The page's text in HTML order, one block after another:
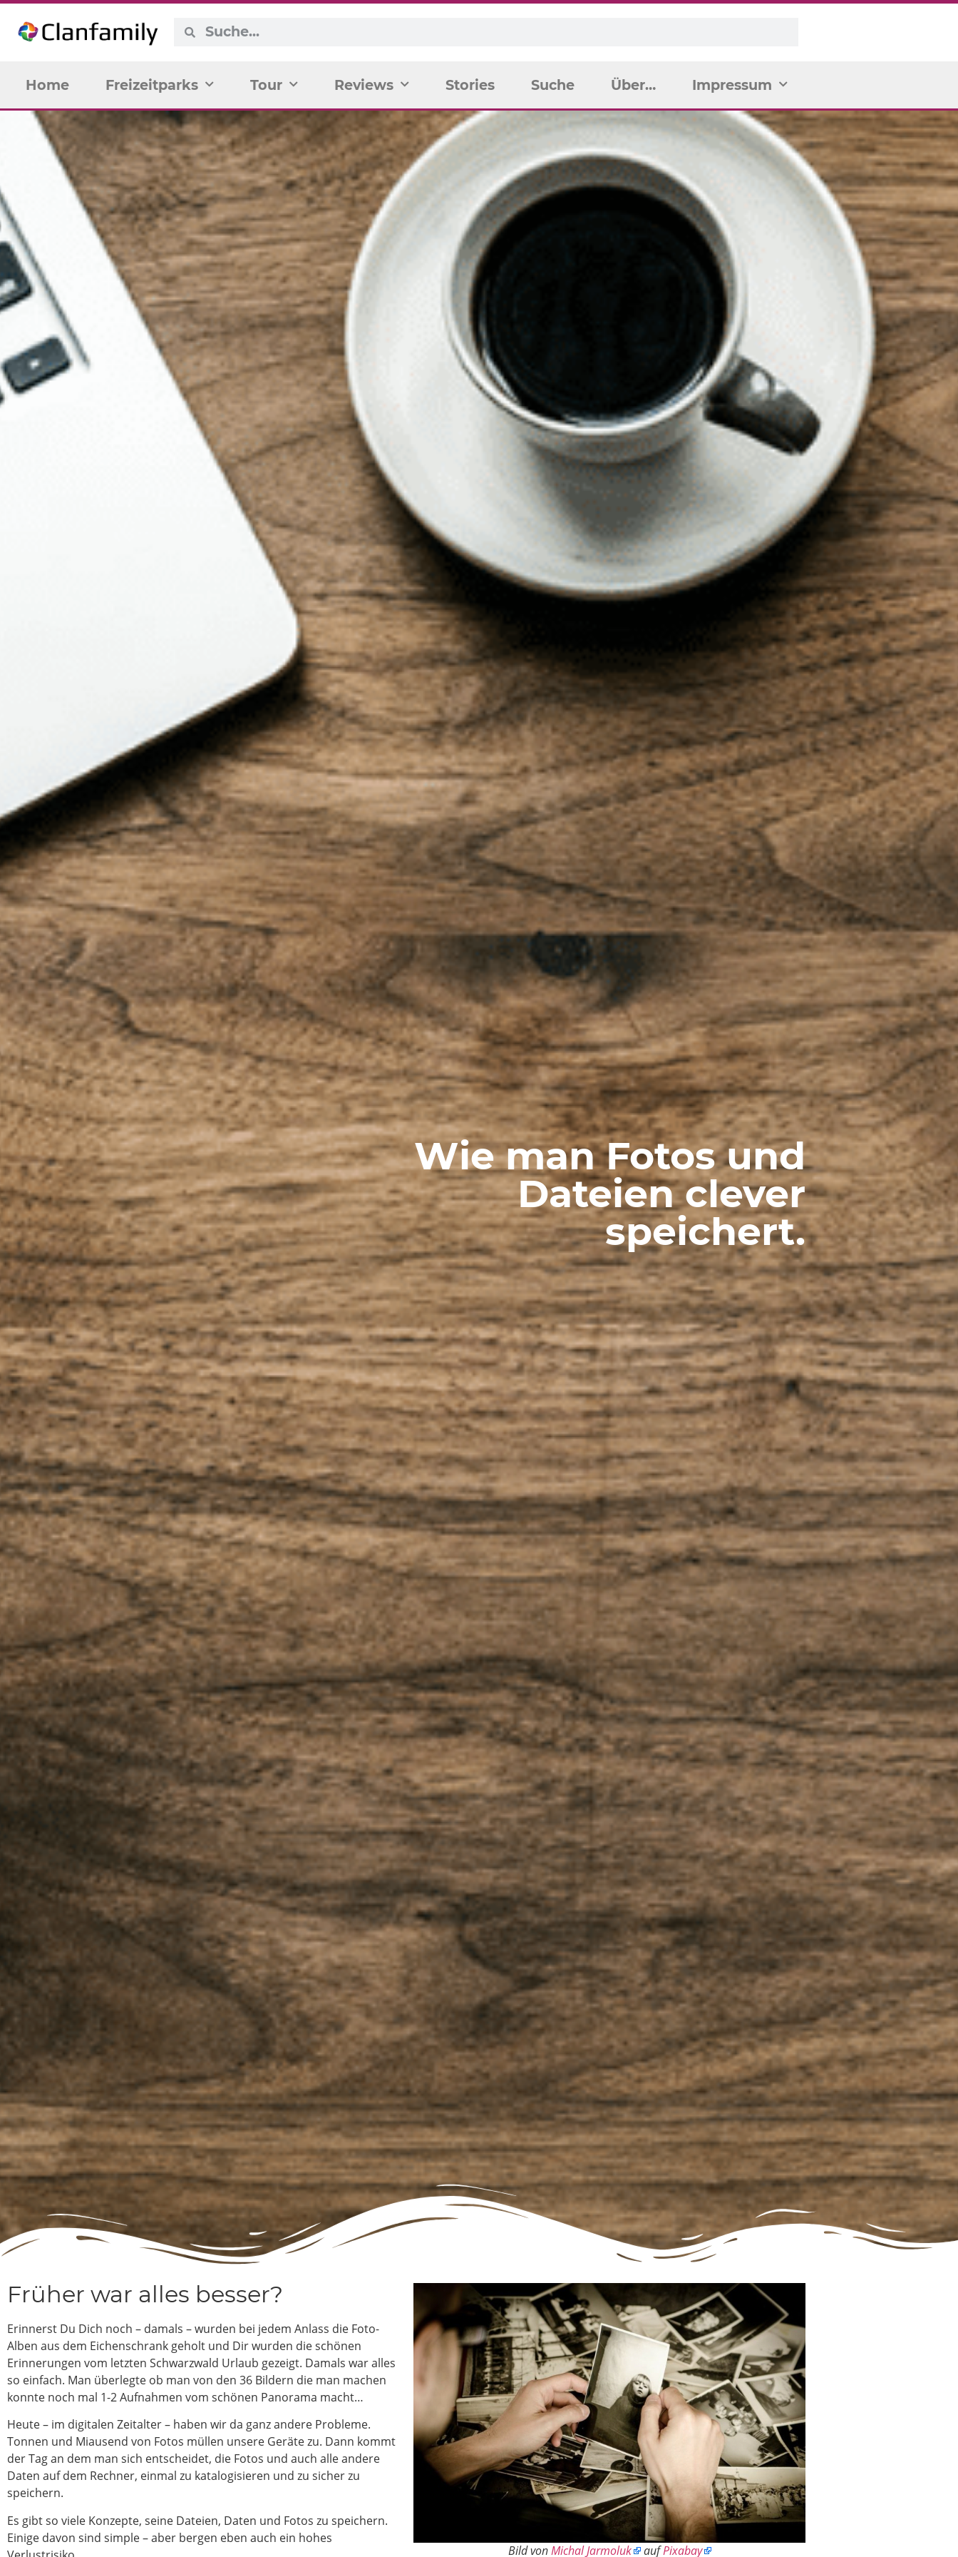
Home Freizeitparks Tour Reviews Stories Suche Über… Impressum
Wie man Fotos und
Dateien clever
speichert.
Früher war alles besser?
Erinnerst Du Dich noch – damals – wurden bei jedem Anlass die Foto-
Alben aus dem Eichenschrank geholt und Dir wurden die schönen
Erinnerungen vom letzten Schwarzwald Urlaub gezeigt. Damals war alles
so einfach. Man überlegte ob man von den 36 Bildern die man machen
konnte noch mal 1-2 Aufnahmen vom schönen Panorama macht…
Heute – im digitalen Zeitalter – haben wir da ganz andere Probleme.
Tonnen und Miausend von Fotos müllen unsere Geräte zu. Dann kommt
der Tag an dem man sich entscheidet, die Fotos und auch alle andere
Daten auf dem Rechner, einmal zu katalogisieren und zu sicher zu
speichern.
Es gibt so viele Konzepte, seine Dateien, Daten und Fotos zu speichern.
Einige davon sind simple – aber bergen eben auch ein hohes
Bild vonMichal Jarmoluk aufPixabay